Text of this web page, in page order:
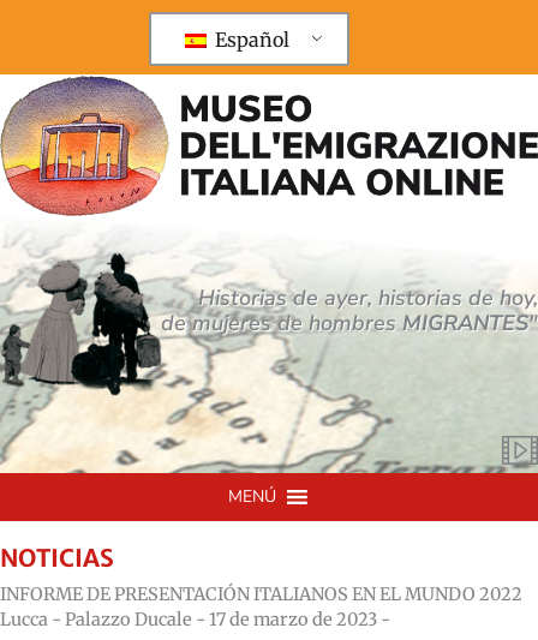
Español
Historias de ayer, historias de hoy,
de mujeres de hombresMIGRANTES"
MENÚ
NOTICIAS
INFORME DE PRESENTACIÓN ITALIANOS EN EL MUNDO 2022
Lucca - Palazzo Ducale - 17 de marzo de 2023 -